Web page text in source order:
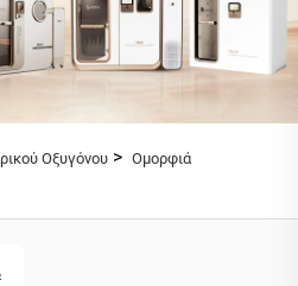
Οξυγόνου> Ομορφιά